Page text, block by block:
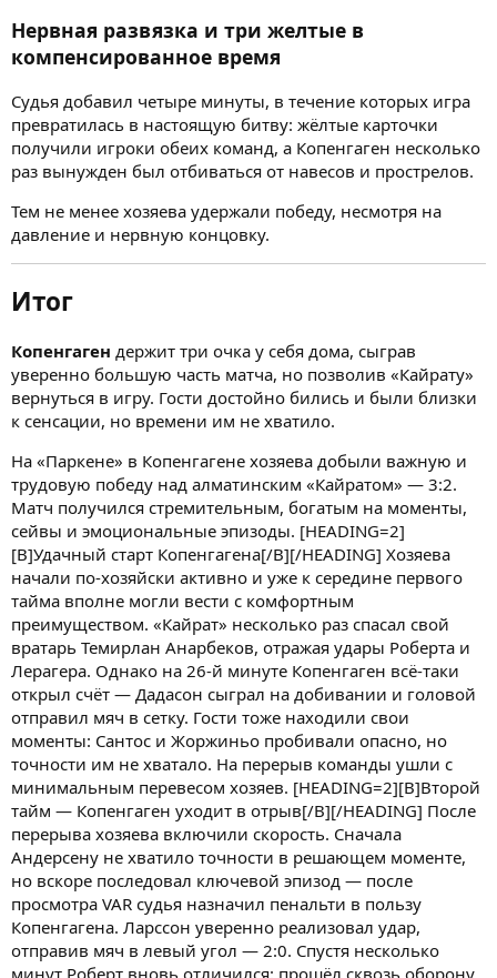
Нервная развязка и три желтые в
компенсированное время
Судья добавил четыре минуты, в течение которых игра
превратилась в настоящую битву: жёлтые карточки
получили игроки обеих команд, а Копенгаген несколько
раз вынужден был отбиваться от навесов и прострелов.
Тем не менее хозяева удержали победу, несмотря на
давление и нервную концовку.
Итог
Копенгаген держит три очка у себя дома, сыграв
уверенно большую часть матча, но позволив «Кайрату»
вернуться в игру. Гости достойно бились и были близки
к сенсации, но времени им не хватило.
На «Паркене» в Копенгагене хозяева добыли важную и
трудовую победу над алматинским «Кайратом» — 3:2.
Матч получился стремительным, богатым на моменты,
сейвы и эмоциональные эпизоды. [HEADING=2]
[B]Удачный старт Копенгагена[/B][/HEADING] Хозяева
начали по-хозяйски активно и уже к середине первого
тайма вполне могли вести с комфортным
преимуществом. «Кайрат» несколько раз спасал свой
вратарь Темирлан Анарбеков, отражая удары Роберта и
Лерагера. Однако на 26-й минуте Копенгаген всё-таки
открыл счёт — Дадасон сыграл на добивании и головой
отправил мяч в сетку. Гости тоже находили свои
моменты: Сантос и Жоржиньо пробивали опасно, но
точности им не хватало. На перерыв команды ушли с
минимальным перевесом хозяев. [HEADING=2][B]Второй
тайм — Копенгаген уходит в отрыв[/B][/HEADING] После
перерыва хозяева включили скорость. Сначала
Андерсену не хватило точности в решающем моменте,
но вскоре последовал ключевой эпизод — после
просмотра VAR судья назначил пенальти в пользу
Копенгагена. Ларссон уверенно реализовал удар,
отправив мяч в левый угол — 2:0. Спустя несколько
минут Роберт вновь отличился: прошёл сквозь оборону